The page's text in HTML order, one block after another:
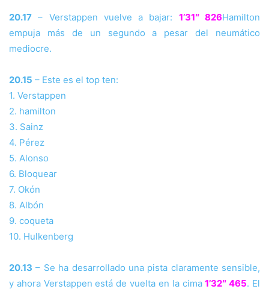
20.17 – Verstappen vuelve a bajar: 1’31″ 826Hamilton
empuja más de un segundo a pesar del neumático
mediocre.
20.15 – Este es el top ten:
1. Verstappen
2. hamilton
3. Sainz
4. Pérez
5. Alonso
6. Bloquear
7. Okón
8. Albón
9. coqueta
10. Hulkenberg
20.13 – Se ha desarrollado una pista claramente sensible,
y ahora Verstappen está de vuelta en la cima1’32″ 465. El